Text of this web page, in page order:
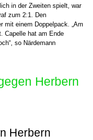
in der Zweiten spielt, war
zum 2:1. Den
mit einem Doppelpack. „Am
Capelle hat am Ende
so Närdemann
Herbern
Herbern